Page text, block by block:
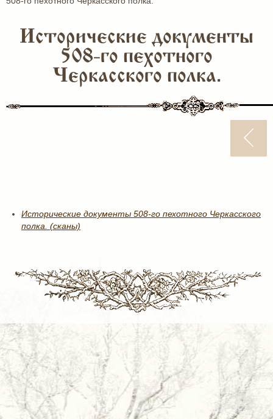
Исторические документы
508-го пехотного
Черкасского полка.
Исторические документы 508-го пехотного Черкасского
полка. (сканы)